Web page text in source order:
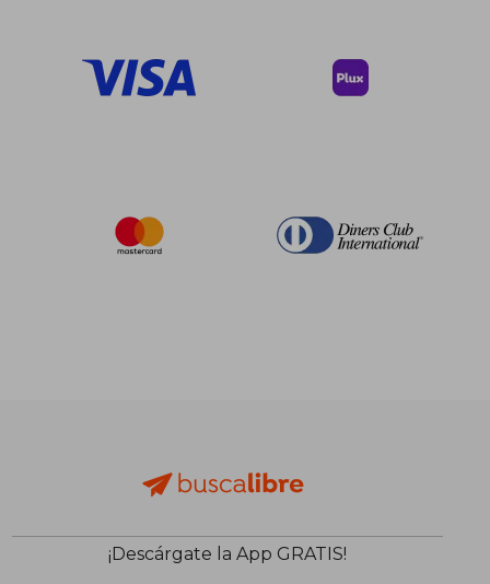
45% $ 231.88
$ 127.53
40%
dcto.
¡Descárgate la App GRATIS!